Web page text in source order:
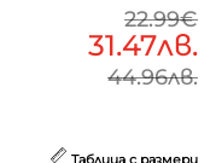
22.99€
31.47лв.
44.96лв.